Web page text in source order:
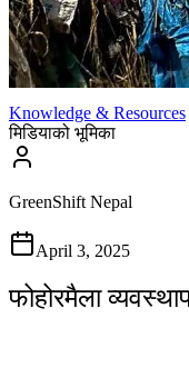
Knowledge & Resources
मिडियाको भूमिका
GreenShift Nepal
April 3, 2025
फोहोरमैला